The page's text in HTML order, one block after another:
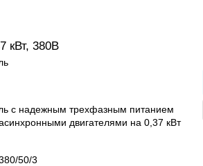
кВт, 380В
с надежным трехфазным питанием
двигателями на 0,37 кВт
50/3